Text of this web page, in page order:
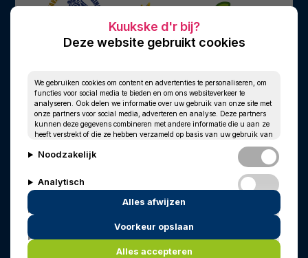
© 2010 - 2026PrivacyCookies
Deze website gebruikt cookies
We gebruiken cookies om content en advertenties te personaliseren, om
functies voor social media te bieden en om ons websiteverkeer te
analyseren. Ook delen we informatie over uw gebruik van onze site met
onze partners voor social media, adverteren en analyse. Deze partners
kunnen deze gegevens combineren met andere informatie die u aan ze
heeft verstrekt of die ze hebben verzameld op basis van uw gebruik van
Noodzakelijk
Analytisch
Marketing
Alles afwijzen
Voorkeur opslaan
Alles accepteren